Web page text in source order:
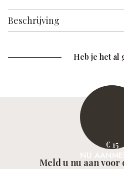
Beschrijving
Heb je het al
€ 15
NU
Meld u nu aan